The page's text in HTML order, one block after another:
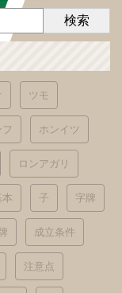
検索
ツモ
ホンイツ
ロンアガリ
本 子 字牌
成立条件
注意点